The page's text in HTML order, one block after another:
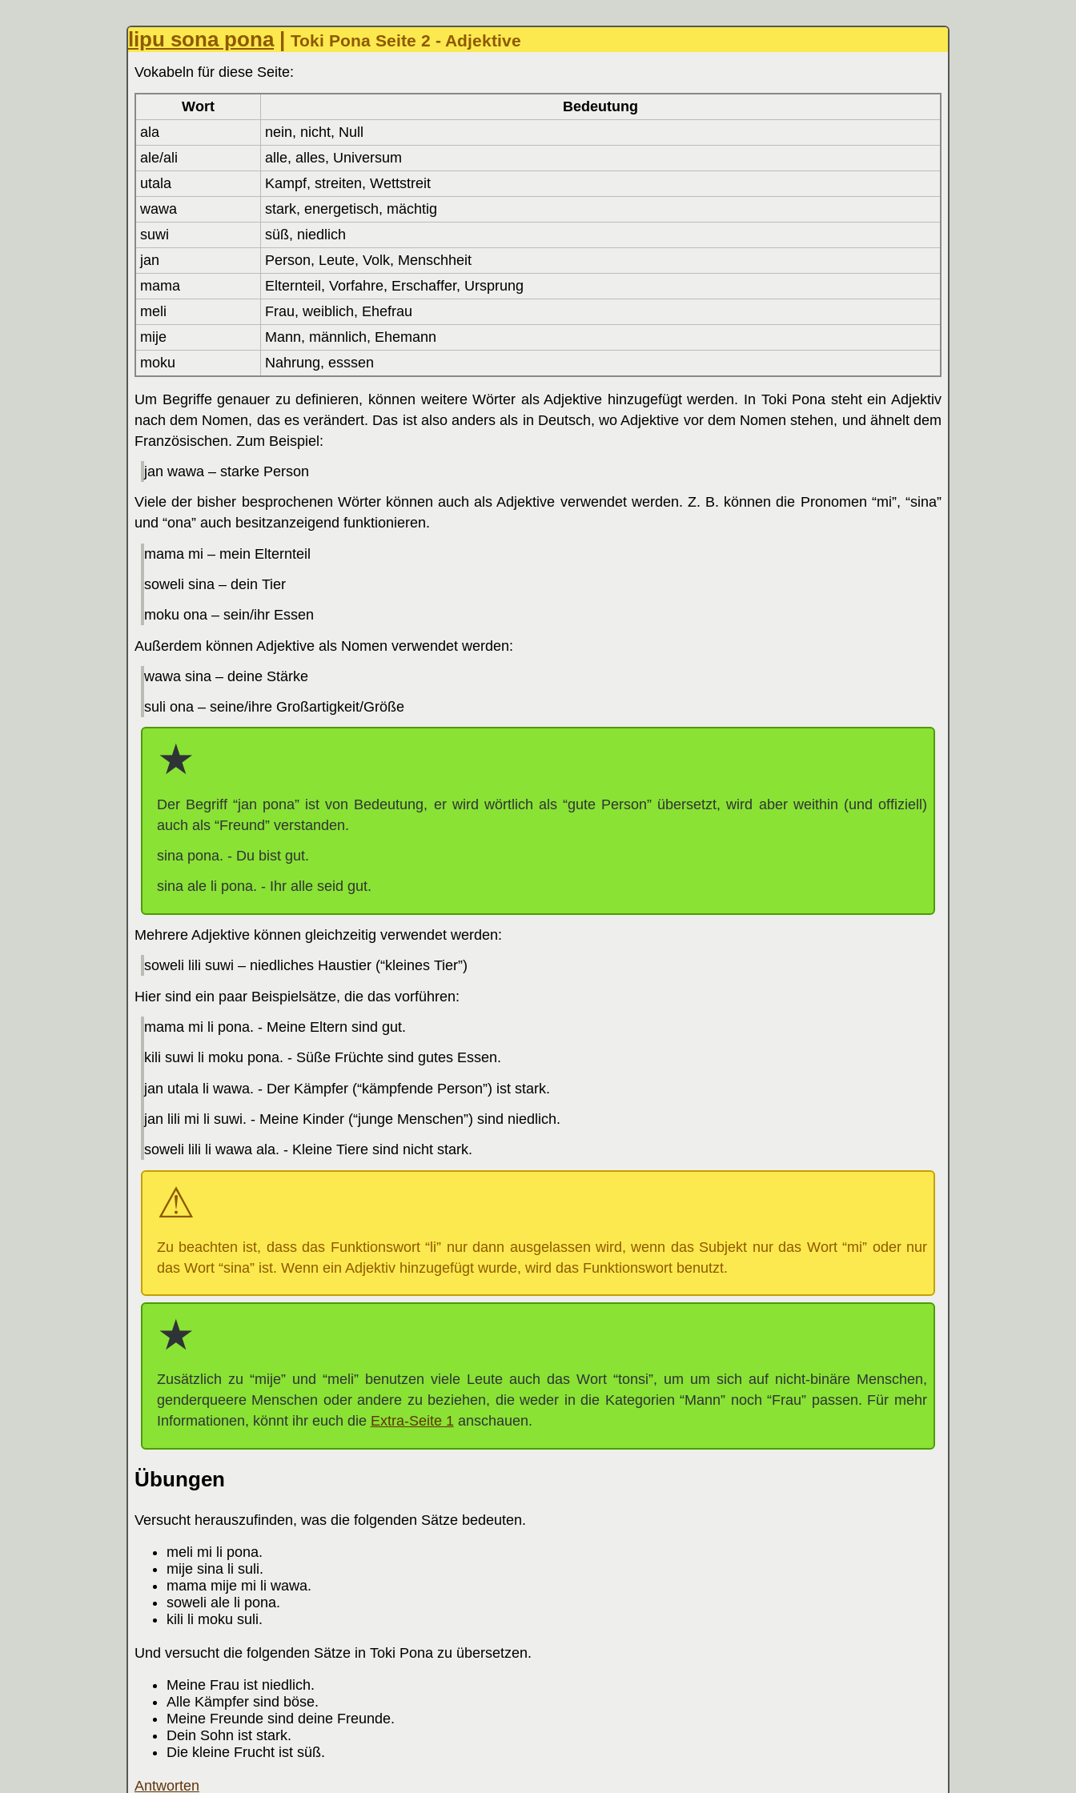
lipu sona pona| Toki Pona Seite 2 - Adjektive
Vokabeln für diese Seite:
Wort
Bedeutung
ala
nein, nicht, Null
ale/ali
alle, alles, Universum
utala
Kampf, streiten, Wettstreit
wawa
stark, energetisch, mächtig
suwi
süß, niedlich
jan
Person, Leute, Volk, Menschheit
mama
Elternteil, Vorfahre, Erschaffer, Ursprung
meli
Frau, weiblich, Ehefrau
mije
Mann, männlich, Ehemann
moku
Nahrung, esssen
Um Begriffe genauer zu definieren, können weitere Wörter als Adjektive hinzugefügt werden. In Toki Pona steht ein Adjektiv
nach dem Nomen, das es verändert. Das ist also anders als in Deutsch, wo Adjektive vor dem Nomen stehen, und ähnelt dem
Französischen. Zum Beispiel:
jan wawa – starke Person
Viele der bisher besprochenen Wörter können auch als Adjektive verwendet werden. Z. B. können die Pronomen “mi”, “sina”
und “ona” auch besitzanzeigend funktionieren.
mama mi – mein Elternteil
soweli sina – dein Tier
moku ona – sein/ihr Essen
Außerdem können Adjektive als Nomen verwendet werden:
wawa sina – deine Stärke
suli ona – seine/ihre Großartigkeit/Größe
Der Begriff “jan pona” ist von Bedeutung, er wird wörtlich als “gute Person” übersetzt, wird aber weithin (und offiziell)
auch als “Freund” verstanden.
sina pona. - Du bist gut.
sina ale li pona. - Ihr alle seid gut.
Mehrere Adjektive können gleichzeitig verwendet werden:
soweli lili suwi – niedliches Haustier (“kleines Tier”)
Hier sind ein paar Beispielsätze, die das vorführen:
mama mi li pona. - Meine Eltern sind gut.
kili suwi li moku pona. - Süße Früchte sind gutes Essen.
jan utala li wawa. - Der Kämpfer (“kämpfende Person”) ist stark.
jan lili mi li suwi. - Meine Kinder (“junge Menschen”) sind niedlich.
soweli lili li wawa ala. - Kleine Tiere sind nicht stark.
Zu beachten ist, dass das Funktionswort “li” nur dann ausgelassen wird, wenn das Subjekt nur das Wort “mi” oder nur
das Wort “sina” ist. Wenn ein Adjektiv hinzugefügt wurde, wird das Funktionswort benutzt.
Zusätzlich zu “mije” und “meli” benutzen viele Leute auch das Wort “tonsi”, um um sich auf nicht-binäre Menschen,
genderqueere Menschen oder andere zu beziehen, die weder in die Kategorien “Mann” noch “Frau” passen. Für mehr
Informationen, könnt ihr euch die Extra-Seite 1 anschauen.
Übungen
Versucht herauszufinden, was die folgenden Sätze bedeuten.
meli mi li pona.
mije sina li suli.
mama mije mi li wawa.
soweli ale li pona.
kili li moku suli.
Und versucht die folgenden Sätze in Toki Pona zu übersetzen.
Meine Frau ist niedlich.
Alle Kämpfer sind böse.
Meine Freunde sind deine Freunde.
Dein Sohn ist stark.
Die kleine Frucht ist süß.
Antworten